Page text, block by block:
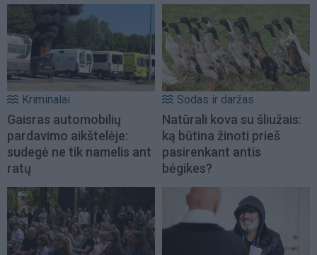
Kriminalai
Gaisras automobilių
pardavimo aikštelėje:
sudegė ne tik namelis ant
ratų
Sodas ir daržas
Natūrali kova su šliužais:
ką būtina žinoti prieš
pasirenkant antis
bėgikes?